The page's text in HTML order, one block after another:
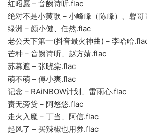
红昭愿 – 音阙诗听.flac
绝对不是小黄歌 – 小峰峰（陈峰）、馨
绿洲 – 颜小健、任然.flac
老公天下第一(抖音最火神曲) – 李哈哈
芒种 – 音阙诗听、赵方婧.flac
苏幕遮 – 张晓棠.flac
萌不萌 – 傅小爽.flac
记念 – RAiNBOW计划、雷雨心.flac
责无旁贷 – 阿悠悠.flac
走火入魔 – 丁当、阿信.flac
起风了 – 买辣椒也用券.flac